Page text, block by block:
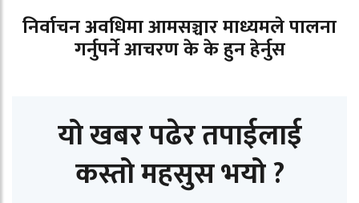
निर्वाचन अवधिमा आमसञ्चार माध्यमले पालना
गर्नुपर्ने आचरण के के हुन हेर्नुस
यो खबर पढेर तपाईलाई
कस्तो महसुस भयो ?